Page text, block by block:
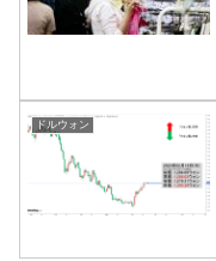
ドルウォン